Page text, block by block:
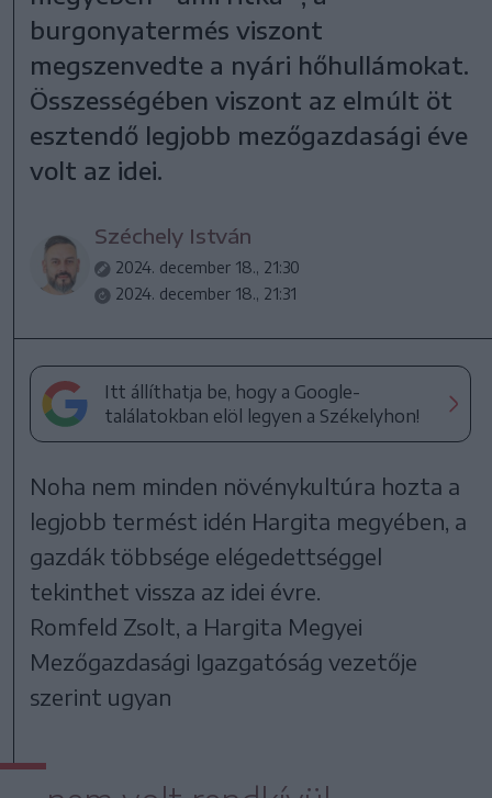
burgonyatermés viszont
megszenvedte a nyári hőhullámokat.
Összességében viszont az elmúlt öt
esztendő legjobb mezőgazdasági éve
volt az idei.
Széchely István
2024. december 18., 21:30
2024. december 18., 21:31
Itt állíthatja be, hogy a Google-
találatokban elöl legyen a Székelyhon!
Noha nem minden növénykultúra hozta a
legjobb termést idén Hargita megyében, a
gazdák többsége elégedettséggel
tekinthet vissza az idei évre.
Romfeld Zsolt, a Hargita Megyei
Mezőgazdasági Igazgatóság vezetője
szerint ugyan